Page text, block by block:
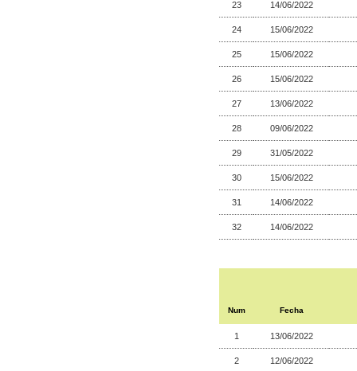
23 14/06/2022
24 15/06/2022
25 15/06/2022
26 15/06/2022
27 13/06/2022
28 09/06/2022
29 31/05/2022
30 15/06/2022
31 14/06/2022
32 14/06/2022
Num Fecha
1 13/06/2022
2 12/06/2022